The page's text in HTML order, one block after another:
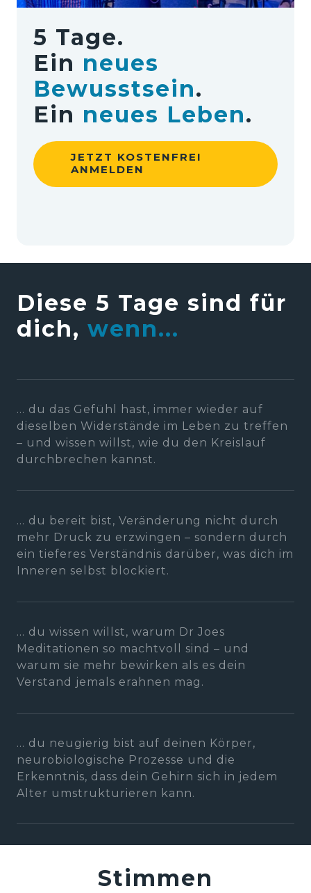
5 Tage.
Ein
Bewusstsein.
Ein neues Leben.
JETZT KOSTENFREI
ANMELDEN
Diese 5 Tage sind für
dich, wenn...
... du das Gefühl hast, immer wieder auf
dieselben Widerstände im Leben zu treffen
– und wissen willst, wie du den Kreislauf
durchbrechen kannst.
... du bereit bist, Veränderung nicht durch
mehr Druck zu erzwingen – sondern durch
ein tieferes Verständnis darüber, was dich im
Inneren selbst blockiert.
... du wissen willst, warum Dr Joes
Meditationen so machtvoll sind – und
warum sie mehr bewirken als es dein
Verstand jemals erahnen mag.
... du neugierig bist auf deinen Körper,
neurobiologische Prozesse und die
Erkenntnis, dass dein Gehirn sich in jedem
Alter umstrukturieren kann.
Stimmen